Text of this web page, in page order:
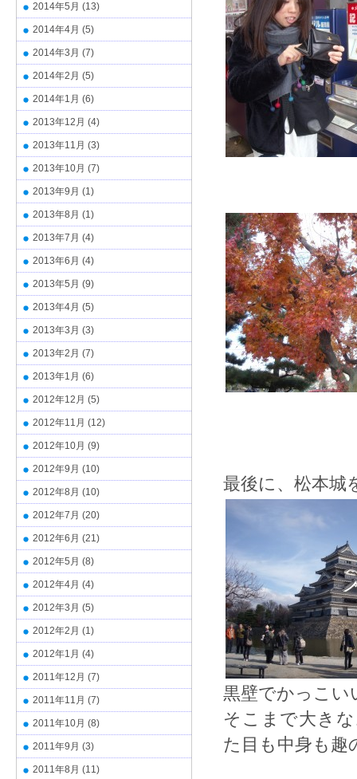
最後に、松本城
黒壁でかっこい
そこまで大き
た目も中身も趣
2014年5月 (13)
2014年4月 (5)
2014年3月 (7)
2014年2月 (5)
2014年1月 (6)
2013年12月 (4)
2013年11月 (3)
2013年10月 (7)
2013年9月 (1)
2013年8月 (1)
2013年7月 (4)
2013年6月 (4)
2013年5月 (9)
2013年4月 (5)
2013年3月 (3)
2013年2月 (7)
2013年1月 (6)
2012年12月 (5)
2012年11月 (12)
2012年10月 (9)
2012年9月 (10)
2012年8月 (10)
2012年7月 (20)
2012年6月 (21)
2012年5月 (8)
2012年4月 (4)
2012年3月 (5)
2012年2月 (1)
2012年1月 (4)
2011年12月 (7)
2011年11月 (7)
2011年10月 (8)
2011年9月 (3)
2011年8月 (11)